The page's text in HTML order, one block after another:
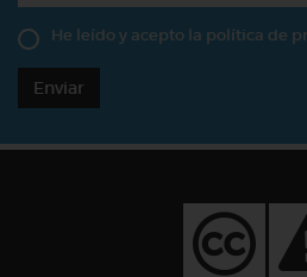
He leído y acepto la política de
Enviar